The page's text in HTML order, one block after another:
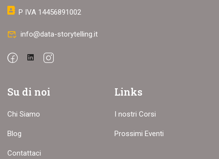
P IVA 14456891002
info@data-storytelling.it
Su di noi
Chi Siamo
Blog
Contattaci
Links
I nostri Corsi
Prossimi Eventi